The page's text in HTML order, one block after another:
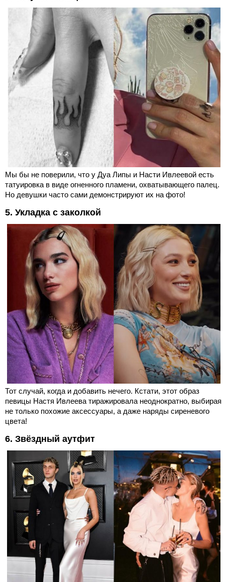
Мы бы не поверили, что у Дуа Липы и Насти Ивлеевой есть
татуировка в виде огненного пламени, охватывающего палец.
Но девушки часто сами демонстрируют их на фото!
5. Укладка с заколкой
Тот случай, когда и добавить нечего. Кстати, этот образ
певицы Настя Ивлеева тиражировала неоднократно, выбирая
не только похожие аксессуары, а даже наряды сиреневого
цвета!
6. Звёздный аутфит